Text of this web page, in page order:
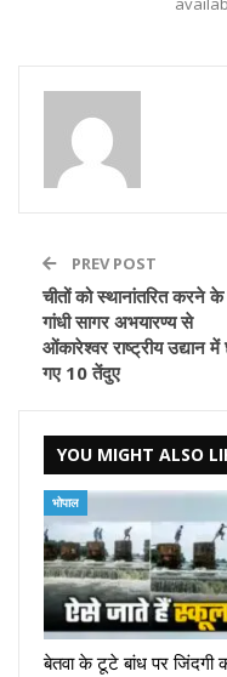
PREV POST
चीतों को स्थानांतरित करने के
गांधी सागर अभयारण्य से
ओंकारेश्वर राष्ट्रीय उद्यान में
गए 10 तेंदुए
YOU MIGHT ALSO
भोपाल
बेतवा के टूटे बांध पर जिंदगी